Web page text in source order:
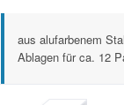
aus alufarbenem
Ablagen für ca. 12